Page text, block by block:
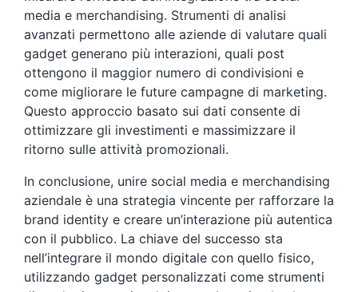
media e merchandising. Strumenti di analisi
avanzati permettono alle aziende di valutare quali
gadget generano più interazioni, quali post
ottengono il maggior numero di condivisioni e
come migliorare le future campagne di marketing.
Questo approccio basato sui dati consente di
ottimizzare gli investimenti e massimizzare il
ritorno sulle attività promozionali.
In conclusione, unire social media e merchandising
aziendale è una strategia vincente per rafforzare la
brand identity e creare un’interazione più autentica
con il pubblico. La chiave del successo sta
nell’integrare il mondo digitale con quello fisico,
utilizzando gadget personalizzati come strumenti